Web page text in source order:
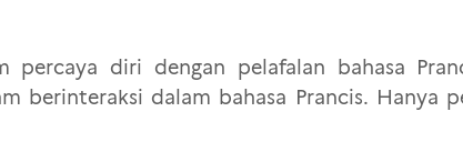
diri dengan pelafalan bahasa
berinteraksi dalam bahasa Prancis. Hanya